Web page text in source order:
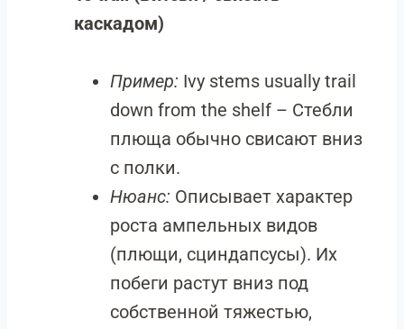
каскадом)
Пример: Ivy stems usually trail
down from the shelf – Стебли
плюща обычно свисают вниз
с полки.
Нюанс: Описывает характер
роста ампельных видов
(плющи, сциндапсусы). Их
побеги растут вниз под
собственной тяжестью,